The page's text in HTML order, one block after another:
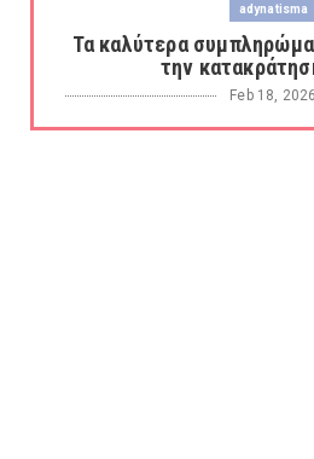
adynatisma
Τα καλύτερα
την
Feb 18, 2026
adynatisma